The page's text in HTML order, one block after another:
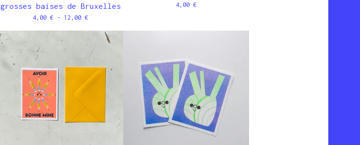
grosses baises de Bruxelles
4,00 € - 12,00 €
4,00 €